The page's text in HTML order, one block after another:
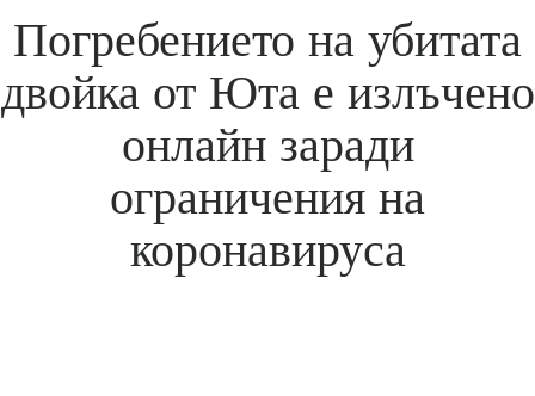
Погребението на убитата
двойка от Юта е излъчено
онлайн заради
ограничения на
коронавируса